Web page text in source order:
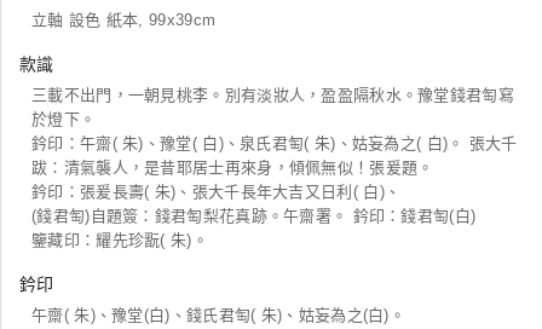
立軸 設色 紙本, 99x39cm
款識
三載不出門，一朝見桃李。別有淡妝人，盈盈隔秋水。豫堂錢君匋寫
於燈下。
鈐印：午齋( 朱)、豫堂( 白)、泉氏君匋( 朱)、姑妄為之( 白)。 張大千
跋：清氣襲人，是昔耶居士再來身，傾佩無似！張爰題。
鈐印：張爰長壽( 朱)、張大千長年大吉又日利( 白)、
(錢君匋)自題簽：錢君匋梨花真跡。午齋署。 鈐印：錢君匋(白)
鑒藏印：耀先珍翫( 朱)。
鈐印
午齋( 朱)、豫堂(白)、錢氏君匋( 朱)、姑妄為之(白)。